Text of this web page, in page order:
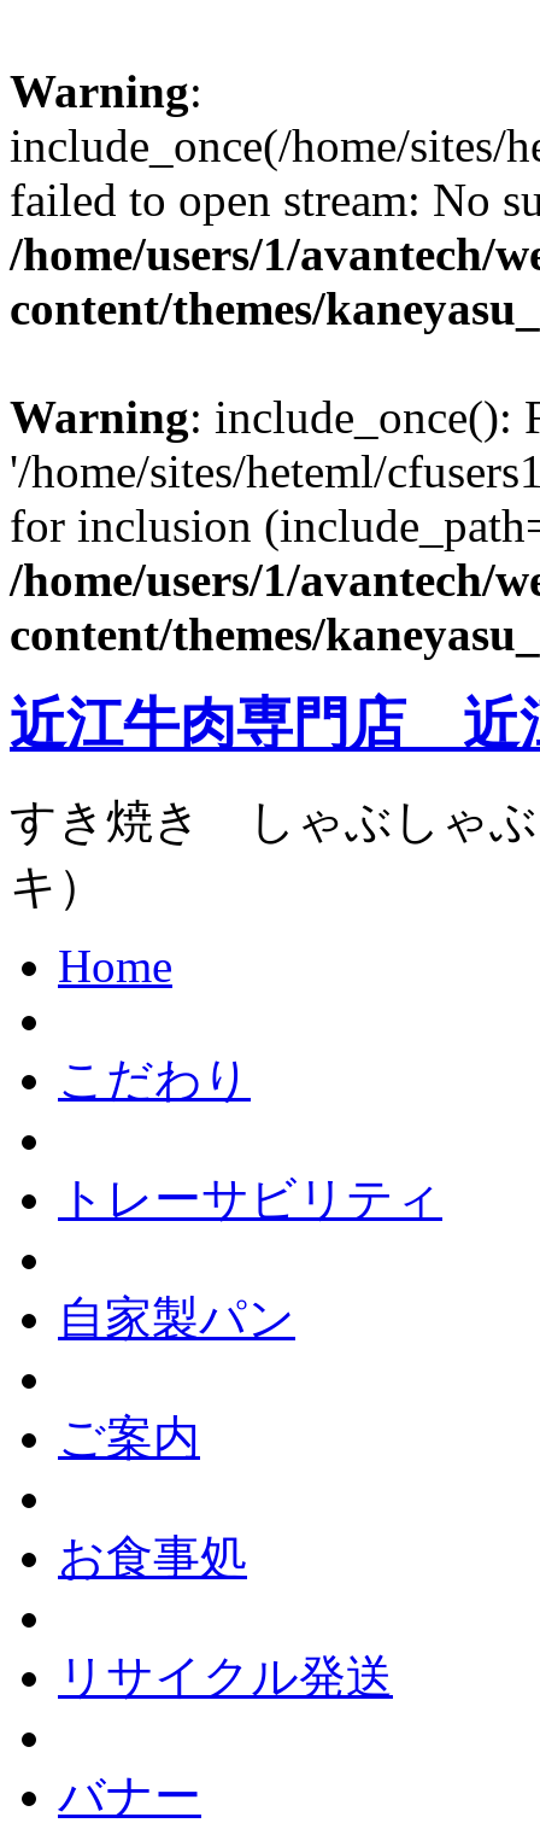
Warning:
include_once(/home/sites/
failed to open stream: No
/home/users/1/avantech/
content/themes/
Warning: include_once():
'/home/sites/heteml/
for inclusion
/home/users/1/avantech/
content/themes/
近江牛肉専門店 近
すき焼き しゃぶしゃ
キ）
Home
こだわり
トレーサビリティ
自家製パン
ご案内
お食事処
リサイクル発送
バナー